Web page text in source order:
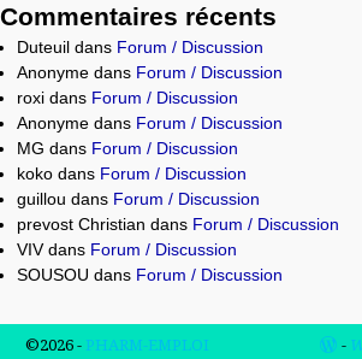
Commentaires récents
Duteuil dans Forum / Discussion
Anonyme dans Forum / Discussion
roxi dans Forum / Discussion
Anonyme dans Forum / Discussion
MG dans Forum / Discussion
koko dans Forum / Discussion
guillou dans Forum / Discussion
prevost Christian dans Forum / Discussion
VIVdans Forum / Discussion
SOUSOU dans Forum / Discussion
©2026 - PHARM-EMPLOI -